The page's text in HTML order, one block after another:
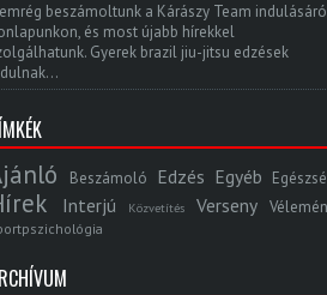
beszámoltunk a Kárászy Team
és most újabb hírekkel
Gyerek brazil jiu-jitsu edzések
Beszámoló Edzés Egyéb
Interjú Közvetítés Verseny